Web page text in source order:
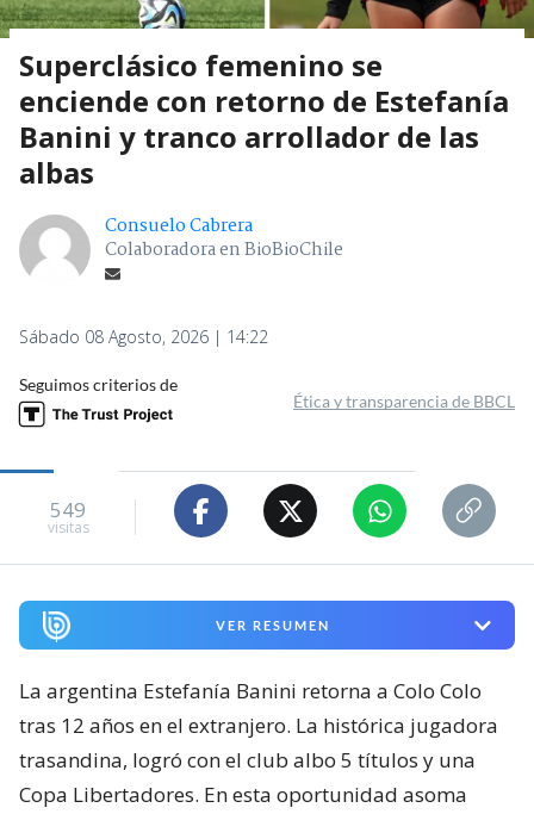
Superclásico femenino se
enciende con retorno de Estefanía
Banini y tranco arrollador de las
albas
Consuelo Cabrera
Colaboradora en BioBioChile
Sábado 08 Agosto, 2026 | 14:22
Seguimos criterios de
Ética y transparencia de BBCL
549
visitas
VER RESUMEN
La argentina Estefanía Banini retorna a Colo Colo
tras 12 años en el extranjero. La histórica jugadora
trasandina, logró con el club albo 5 títulos y una
Copa Libertadores. En esta oportunidad asoma